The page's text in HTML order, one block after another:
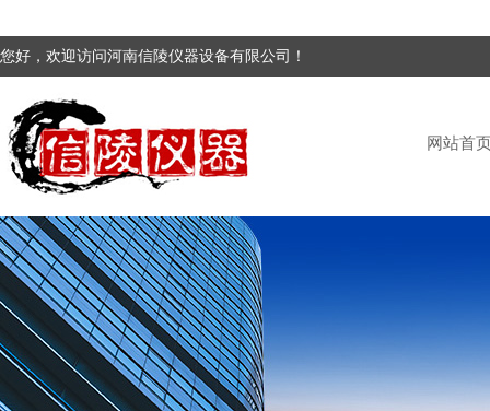
您好，欢迎访问河南信陵仪器设备有限公司！
网站首